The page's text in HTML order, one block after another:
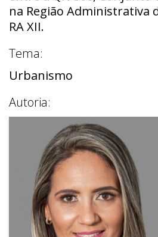
na Região Administrativa
RA XII.
Tema:
Urbanismo
Autoria: